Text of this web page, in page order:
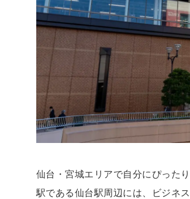
仙台・宮城エリアで自分にぴった
駅である仙台駅周辺には、ビジネ